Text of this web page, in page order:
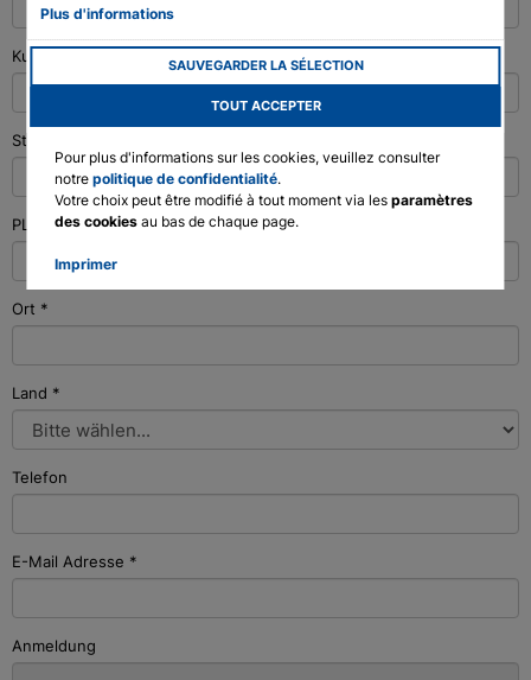
Plus d'informations
SAUVEGARDER LA SÉLECTION
TOUT ACCEPTER
Pour plus d'informations sur les cookies, veuillez consulter
notrepolitique de confidentialité.
Votre choix peut être modifié à tout moment via lesparamètres
des cookies au bas de chaque page.
Imprimer
Technologie des moteurs à tige de vérin
Deutsch
Kundennummer
Straße/Hausnummer
PLZ
Ort *
Land *
Telefon
E-Mail Adresse *
Anmeldung